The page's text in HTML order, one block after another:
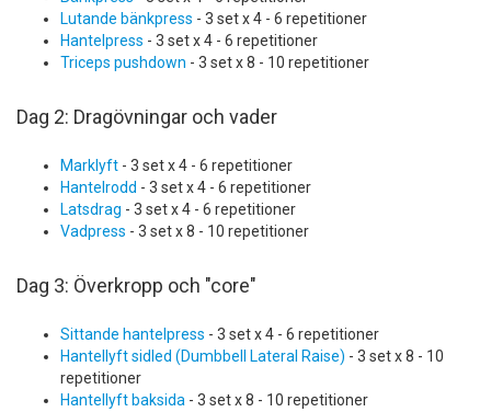
Lutande bänkpress - 3 set x 4 - 6 repetitioner
Hantelpress - 3 set x 4 - 6 repetitioner
Triceps pushdown - 3 set x 8 - 10 repetitioner
Dag 2: Dragövningar och vader
Marklyft - 3 set x 4 - 6 repetitioner
Hantelrodd - 3 set x 4 - 6 repetitioner
Latsdrag - 3 set x 4 - 6 repetitioner
Vadpress - 3 set x 8 - 10 repetitioner
Dag 3: Överkropp och "core"
Sittande hantelpress - 3 set x 4 - 6 repetitioner
Hantellyft sidled (Dumbbell Lateral Raise) - 3 set x 8 - 10
repetitioner
Hantellyft baksida - 3 set x 8 - 10 repetitioner